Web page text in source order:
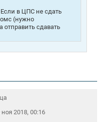
в ЦПС не сдать
(нужно
отправить сдавать
ноя 2018, 00:16